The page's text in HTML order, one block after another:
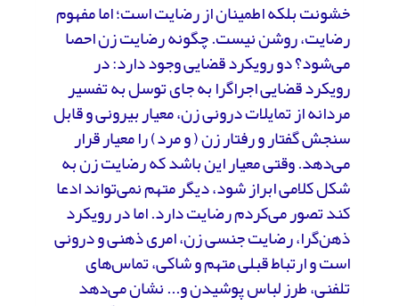
خشونت بلکه اطمینان از رضایت است؛ اما مفهوم
رضایت، روشن نیست. چگونه رضایت زن احصا
می‌شود؟ دو رویکرد قضایی وجود دارد: در
رویکرد قضایی اجراگرا به جای توسل به تفسیر
مردانه از تمایلات درونی زن، معیار بیرونی و قابل
سنجش گفتار و رفتار زن ( و مرد) را معیار قرار
می‌دهد. وقتی معیار این باشد که رضایت زن به
شکل کلامی ابراز شود، دیگر متهم نمی‌تواند ادعا
کند تصور می‌کردم رضایت دارد. اما در رویکرد
ذهن‌گرا، رضایت جنسی زن، امری ذهنی و درونی
است و ارتباط قبلی متهم و شاکی، تماس‌های
تلفنی، طرز لباس پوشیدن و... نشان می‌دهد